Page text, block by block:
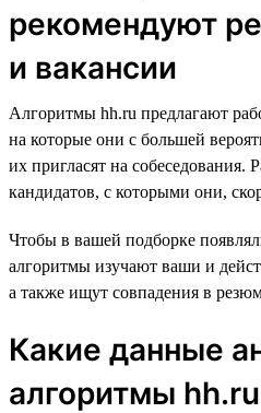
рекомендуют
и вакансии
Алгоритмы hh.ru предлагают
на которые они с большей
их пригласят на собеседования.
кандидатов, с которыми они,
Чтобы в вашей подборке
алгоритмы изучают ваши и
а также ищут совпадения в
Какие данные
алгоритмы hh.ru